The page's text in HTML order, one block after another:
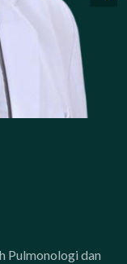
Pulmonologi dan